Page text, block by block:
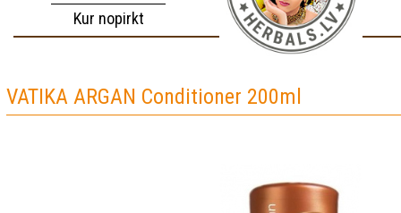
Kur nopirkt
VATIKA ARGAN Conditioner 200ml